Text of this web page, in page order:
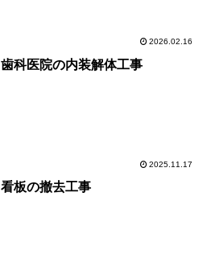
2026.02.16
歯科医院の内装解体工事
2025.11.17
看板の撤去工事